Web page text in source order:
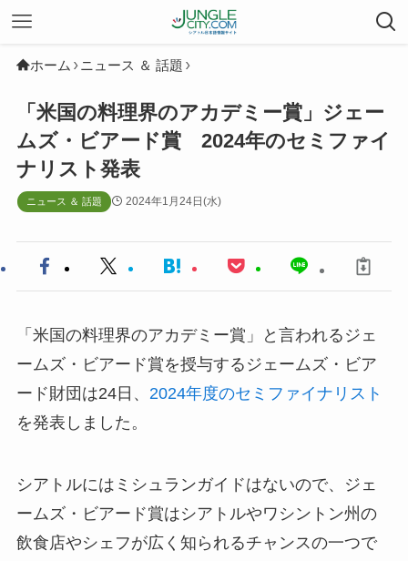
ホーム ニュース ＆ 話題
「米国の料理界のアカデミー賞」ジェー
ムズ・ビアード賞 2024年のセミファイ
ナリスト発表
ニュース ＆ 話題 2024年1月24日(水)
「米国の料理界のアカデミー賞」と言われるジェ
ームズ・ビアード賞を授与するジェームズ・ビア
ード財団は24日、 2024年度のセミファイナリスト
を発表しました。
シアトルにはミシュランガイドはないので、ジェ
ームズ・ビアード賞はシアトルやワシントン州の
飲食店やシェフが広く知られるチャンスの一つで